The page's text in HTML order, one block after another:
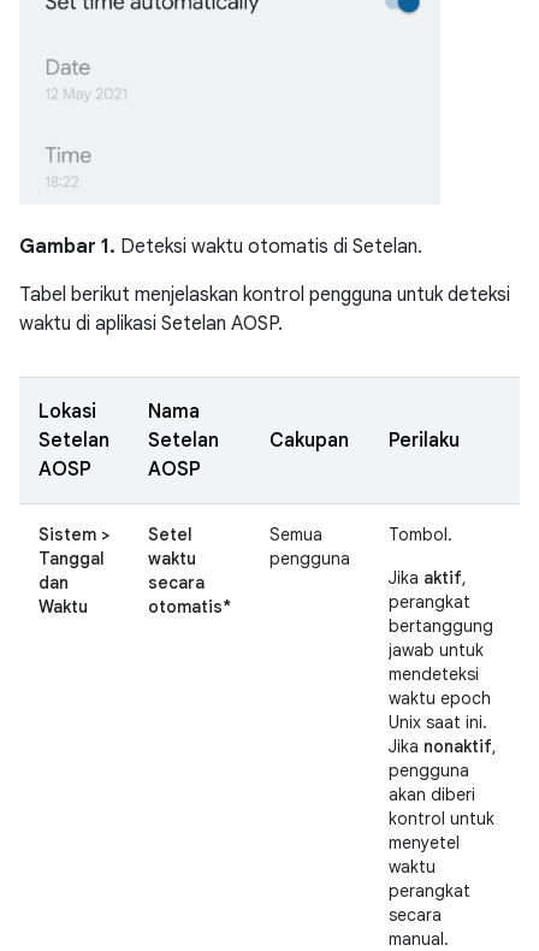
Gambar 1. Deteksi waktu otomatis di Setelan.
Tabel berikut menjelaskan kontrol pengguna untuk deteksi
waktu di aplikasi Setelan AOSP.
Lokasi
Setelan
AOSP
Nama
Setelan
AOSP
Cakupan Perilaku
Sistem >
Tanggal
dan
Waktu
Setel
waktu
secara
otomatis*
Semua
pengguna
Tombol.
Jika aktif,
perangkat
bertanggung
jawab untuk
mendeteksi
waktu epoch
Unix saat ini.
Jika nonaktif,
pengguna
akan diberi
kontrol untuk
menyetel
waktu
perangkat
secara
manual.